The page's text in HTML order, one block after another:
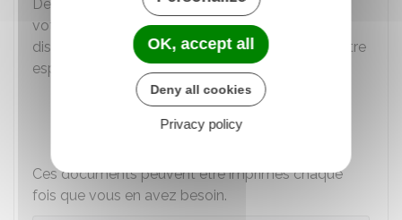
Dès que le consulat a validé la modification de
votre inscription, les documents suivants sont
disponibles dans l'ongletMes documents
de votre
espace personnel Service-Public.fr :
Certificat d'inscription et de résidence
Carte d'inscription consulaire.
Ces documents peuvent être imprimés chaque
fois que vous en avez besoin.
OK, accept all
Deny all cookies
Privacy policy